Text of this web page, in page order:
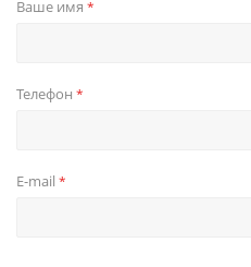
Ваше имя *
Телефон *
E-mail *